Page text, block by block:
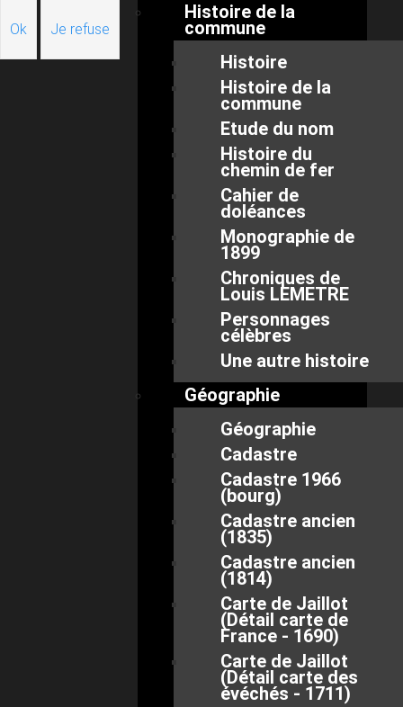
Histoire de la
commune
Histoire
Histoire de la
commune
Etude du nom
Histoire du
chemin de fer
Cahier de
doléances
Monographie de
1899
Chroniques de
Louis LEMETRE
Personnages
célèbres
Une autre histoire
Géographie
Géographie
Cadastre
Cadastre 1966
(bourg)
Cadastre ancien
(1835)
Cadastre ancien
(1814)
Carte de Jaillot
(Détail carte de
France - 1690)
Carte de Jaillot
(Détail carte des
évéchés - 1711)
Ok Je refuse